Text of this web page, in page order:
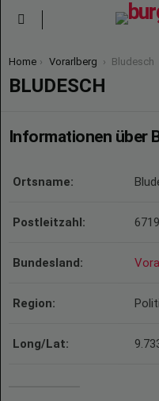
You are here:
Home Vorarlberg Bludesch
BLUDESCH
Informationen über
Ortsname:
Postleitzahl: 6719
Bundesland:
Region:
Long/Lat: